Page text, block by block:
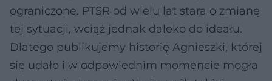
ograniczone. PTSR od wielu lat stara o zmianę
tej sytuacji, wciąż jednak daleko do ideału.
Dlatego publikujemy historię Agnieszki, której
się udało i w odpowiednim momencie mogła